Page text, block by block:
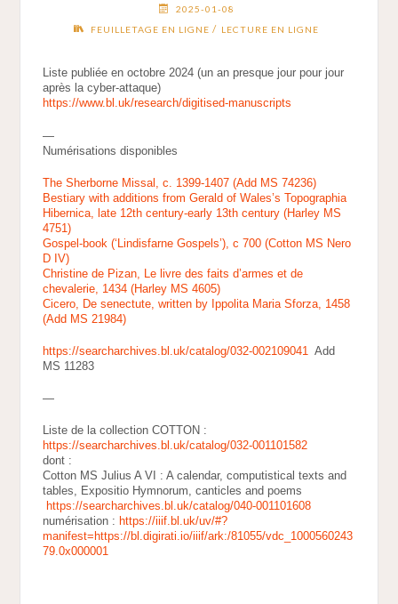
2025-01-08
FEUILLETAGE EN LIGNE / LECTURE EN LIGNE
Liste publiée en octobre 2024 (un an presque jour pour jour
après la cyber-attaque)
https://www.bl.uk/research/digitised-manuscripts
—
Numérisations disponibles
The Sherborne Missal, c. 1399-1407 (Add MS 74236)
Bestiary with additions from Gerald of Wales’s Topographia
Hibernica, late 12th century-early 13th century (Harley MS
4751)
Gospel-book (‘Lindisfarne Gospels’), c 700 (Cotton MS Nero
D IV)
Christine de Pizan, Le livre des faits d’armes et de
chevalerie, 1434 (Harley MS 4605)
Cicero, De senectute, written by Ippolita Maria Sforza, 1458
(Add MS 21984)
https://searcharchives.bl.uk/catalog/032-002109041
Add
MS 11283
—
Liste de la collection COTTON :
https://searcharchives.bl.uk/catalog/032-001101582
dont :
Cotton MS Julius A VI : A calendar, computistical texts and
tables, Expositio Hymnorum, canticles and poems
https://searcharchives.bl.uk/catalog/040-001101608
numérisation : https://iiif.bl.uk/uv/#?
manifest=https://bl.digirati.io/iiif/ark:/81055/vdc_1000560243
79.0x000001